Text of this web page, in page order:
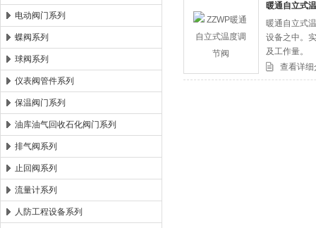
郑州森玛自控阀门有限公司
电动阀门系列
蝶阀系列
球阀系列
仪表阀管件系列
保温阀门系列
油库油气回收石化阀门系列
排气阀系列
止回阀系列
流量计系列
人防工程设备系列
暖通自立式
暖通自立式
设备之中。
及工作量。
查看详细